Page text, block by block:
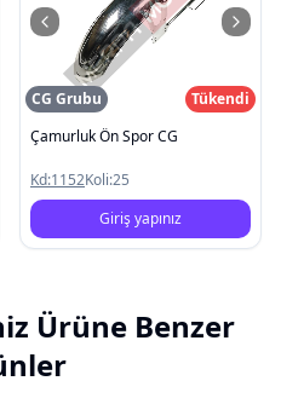
CG Grubu
Tükendi
Çamurluk Ön Spor CG
Kd:1152Koli:25
Giriş yapınız
Ürüne Benzer